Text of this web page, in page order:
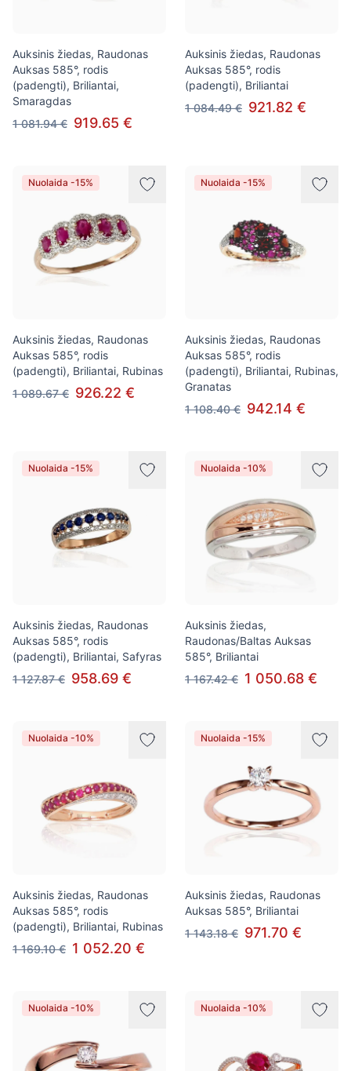
Auksinis žiedas, Raudonas
Auksas 585°, rodis
(padengti), Briliantai,
Smaragdas
1 081.94 € 919.65 €
Auksinis žiedas, Raudonas
Auksas 585°, rodis
(padengti), Briliantai
1 084.49 € 921.82 €
Nuolaida -15%
Auksinis žiedas, Raudonas
Auksas 585°, rodis
(padengti), Briliantai, Rubinas
1 089.67 € 926.22 €
Nuolaida -15%
Auksinis žiedas, Raudonas
Auksas 585°, rodis
(padengti), Briliantai, Rubinas,
Granatas
1 108.40 € 942.14 €
Nuolaida -15%
Auksinis žiedas, Raudonas
Auksas 585°, rodis
(padengti), Briliantai, Safyras
1 127.87 € 958.69 €
Nuolaida -10%
Auksinis žiedas,
Raudonas/Baltas Auksas
585°, Briliantai
1 167.42 € 1 050.68 €
Nuolaida -10%
Auksinis žiedas, Raudonas
Auksas 585°, rodis
(padengti), Briliantai, Rubinas
1 169.10 € 1 052.20 €
Nuolaida -15%
Auksinis žiedas, Raudonas
Auksas 585°, Briliantai
1 143.18 € 971.70 €
Nuolaida -10% Nuolaida -10%